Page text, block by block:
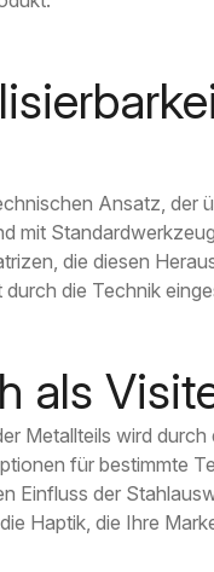
Ansatz, der
mit
die diesen
die Technik
als
Metallteils wird
für bestimmte
Einfluss der
Haptik, die Ihre